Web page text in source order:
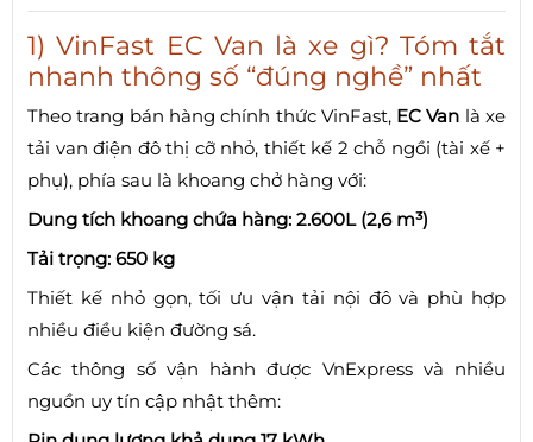
1) VinFast EC Van là xe gì? Tóm tắt
nhanh thông số “đúng nghề” nhất
Theo trang bán hàng chính thức VinFast, EC Van là xe
tải van điện đô thị cỡ nhỏ, thiết kế 2 chỗ ngồi (tài xế +
phụ), phía sau là khoang chở hàng với:
Dung tích khoang chứa hàng: 2.600L (2,6 m³)
Tải trọng: 650 kg
Thiết kế nhỏ gọn, tối ưu vận tải nội đô và phù hợp
nhiều điều kiện đường sá.
Các thông số vận hành được VnExpress và nhiều
nguồn uy tín cập nhật thêm: